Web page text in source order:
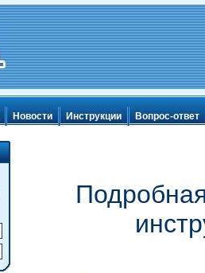
Новости Инструкции Вопрос-ответ